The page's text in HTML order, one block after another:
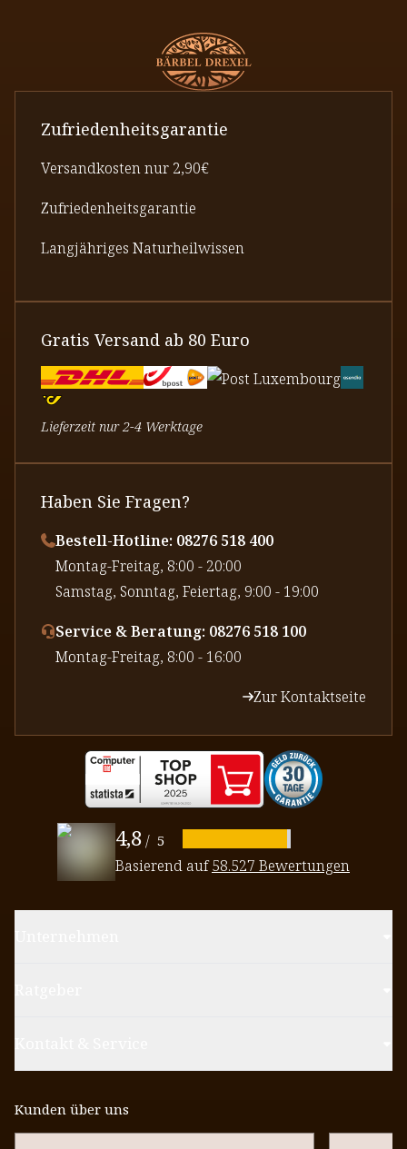
Zufriedenheitsgarantie
Versandkosten nur 2,90€
Zufriedenheitsgarantie
Langjähriges Naturheilwissen
Gratis Versand ab 80 Euro
Lieferzeit nur 2-4 Werktage
Haben Sie Fragen?
Bestell-Hotline: 08276 518 400
⁠Montag-Freitag, 8:00 - 20:00
⁠Samstag, Sonntag, Feiertag, 9:00 - 19:00
Service & Beratung: 08276 518 100
⁠Montag-Freitag, 8:00 - 16:00
Zur Kontaktseite
4,8/ 5
Basierend auf58.527 Bewertungen
Kunden über uns